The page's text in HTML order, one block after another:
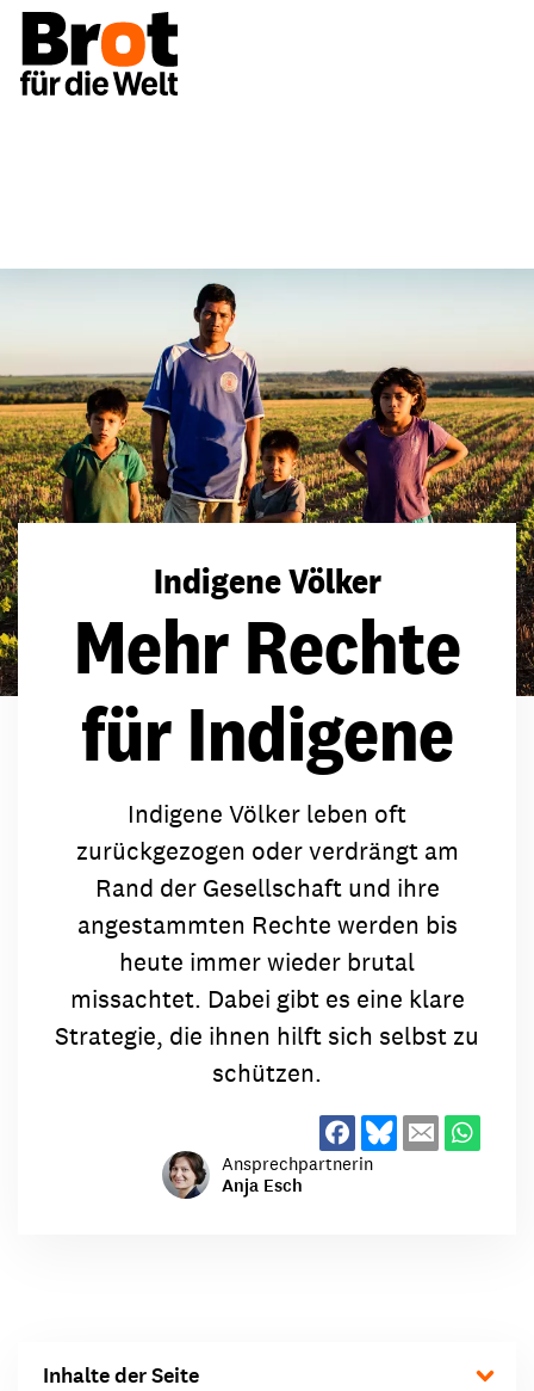
Indigene Völker
Mehr Rechte
für Indigene
Indigene Völker leben oft
zurückgezogen oder verdrängt am
Rand der Gesellschaft und ihre
angestammten Rechte werden bis
heute immer wieder brutal
missachtet. Dabei gibt es eine klare
Strategie, die ihnen hilft sich selbst zu
schützen.
Ansprechpartnerin
Anja Esch
Inhalte der Seite